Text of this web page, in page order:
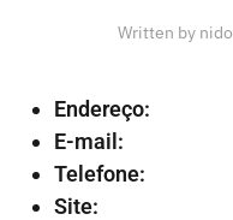
Written by nido
Endereço:
E-mail:
Telefone:
Site: